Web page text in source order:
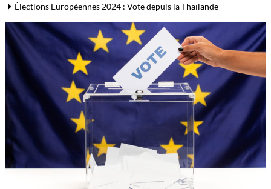
Home
Élections Européennes 2024 : Vote depuis la Thaïlande